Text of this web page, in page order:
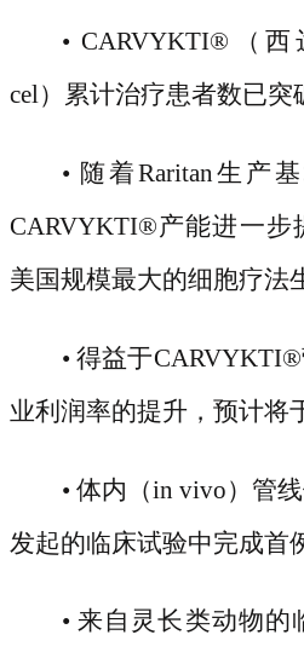
• CARVYKTI® （
cel）累计治疗患者数已突
• 随着Raritan生产
CARVYKTI®产能进一步
美国规模最大的细胞疗法
• 得益于CARVYKTI®
业利润率的提升，预计将
• 体内（in vivo）管
发起的临床试验中完成首
• 来自灵长类动物